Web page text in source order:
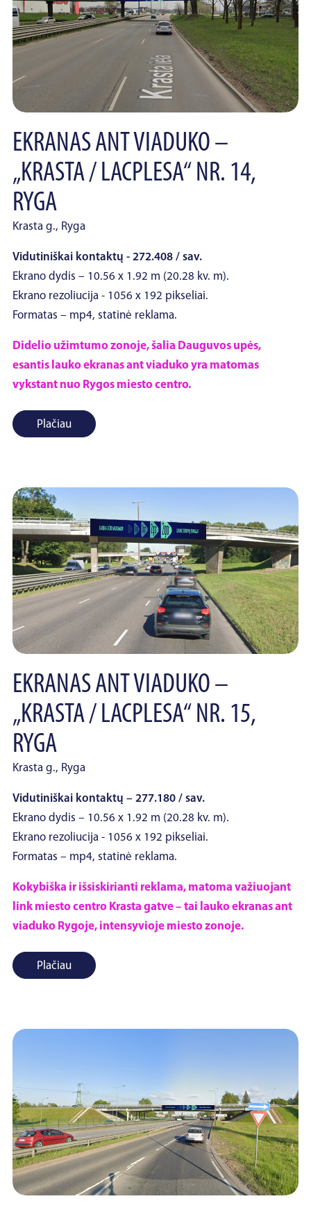
EKRANAS ANT VIADUKO –
„KRASTA / LACPLESA“ NR. 14,
RYGA
Krasta g., Ryga
Vidutiniškai kontaktų - 272.408 / sav.
Ekrano dydis – 10.56 x 1.92 m (20.28 kv. m).
Ekrano rezoliucija - 1056 x 192 pikseliai.
Formatas – mp4, statinė reklama.
Didelio užimtumo zonoje, šalia Dauguvos upės,
esantis lauko ekranas ant viaduko yra matomas
vykstant nuo Rygos miesto centro.
Plačiau
EKRANAS ANT VIADUKO –
„KRASTA / LACPLESA“ NR. 15,
RYGA
Krasta g., Ryga
Vidutiniškai kontaktų – 277.180 / sav.
Ekrano dydis – 10.56 x 1.92 m (20.28 kv. m).
Ekrano rezoliucija - 1056 x 192 pikseliai.
Formatas – mp4, statinė reklama.
Kokybiška ir išsiskirianti reklama, matoma važiuojant
link miesto centro Krasta gatve – tai lauko ekranas ant
viaduko Rygoje, intensyvioje miesto zonoje.
Plačiau